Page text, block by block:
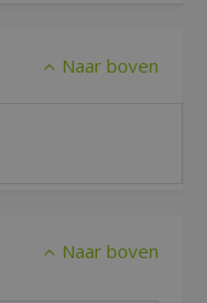
Naar boven
Naar boven